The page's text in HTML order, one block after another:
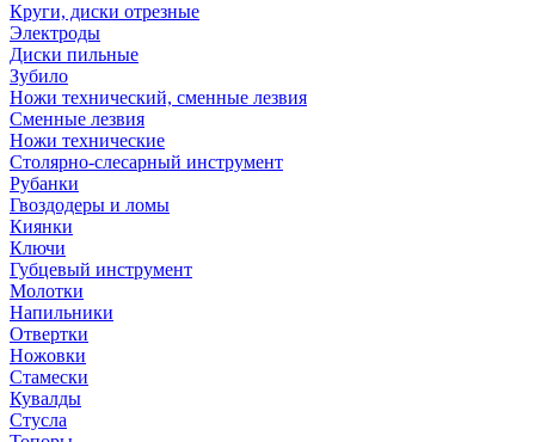
Круги, диски отрезные
Электроды
Диски пильные
Зубило
Ножи технический, сменные лезвия
Сменные лезвия
Ножи технические
Столярно-слесарный инструмент
Рубанки
Гвоздодеры и ломы
Киянки
Ключи
Губцевый инструмент
Молотки
Напильники
Отвертки
Ножовки
Стамески
Кувалды
Стусла